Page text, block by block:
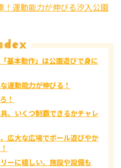
！運動能力が伸びる汐入公園
基本動作」は公園遊びで身に
運動能力が伸びる！
！
、いくつ制覇できるかチャレ
広大な広場でボール遊びやか
ーに嬉しい、施設や設備も